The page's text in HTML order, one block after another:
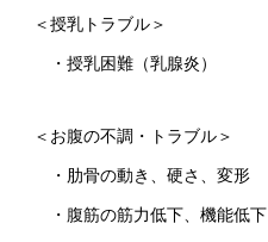
＜授乳トラブル＞
・授乳困難（乳腺炎）
＜お腹の不調・トラブル＞
・肋骨の動き、硬さ、変形
・腹筋の筋力低下、機能低下